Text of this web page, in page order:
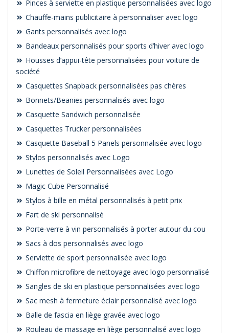
Pinces à serviette en plastique personnalisées avec logo
Chauffe-mains publicitaire à personnaliser avec logo
Gants personnalisés avec logo
Bandeaux personnalisés pour sports d’hiver avec logo
Housses d’appui-tête personnalisées pour voiture de
société
Casquettes Snapback personnalisées pas chères
Bonnets/Beanies personnalisés avec logo
Casquette Sandwich personnalisée
Casquettes Trucker personnalisées
Casquette Baseball 5 Panels personnalisée avec logo
Stylos personnalisés avec Logo
Lunettes de Soleil Personnalisées avec Logo
Magic Cube Personnalisé
Stylos à bille en métal personnalisés à petit prix
Fart de ski personnalisé
Porte-verre à vin personnalisés à porter autour du cou
Sacs à dos personnalisés avec logo
Serviette de sport personnalisée avec logo
Chiffon microfibre de nettoyage avec logo personnalisé
Sangles de ski en plastique personnalisées avec logo
Sac mesh à fermeture éclair personnalisé avec logo
Balle de fascia en liège gravée avec logo
Rouleau de massage en liège personnalisé avec logo